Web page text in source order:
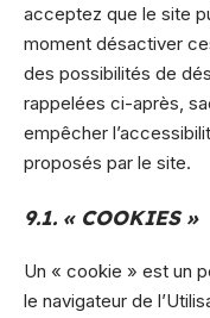
acceptez que le site
moment désactiver
des possibilités de
rappelées ci-après,
empêcher
proposés par le site.
9.1. « COOKIES »
Un « cookie » est un
le navigateur de